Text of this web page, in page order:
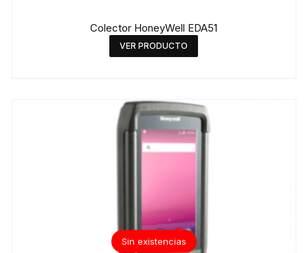
Colector HoneyWell EDA51
VER PRODUCTO
Sin existencias